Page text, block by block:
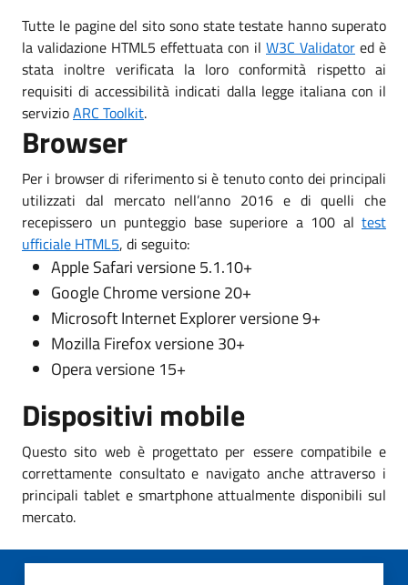
Tutte le pagine del sito sono state testate hanno superato
la validazione HTML5 effettuata con il W3C Validator ed è
stata inoltre verificata la loro conformità rispetto ai
requisiti di accessibilità indicati dalla legge italiana con il
servizioARC Toolkit.
Browser
Per i browser di riferimento si è tenuto conto dei principali
utilizzati dal mercato nell’anno 2016 e di quelli che
recepissero un punteggio base superiore a 100 al test
ufficiale HTML5, di seguito:
Apple Safari versione 5.1.10+
Google Chrome versione 20+
Microsoft Internet Explorer versione 9+
Mozilla Firefox versione 30+
Opera versione 15+
Dispositivi mobile
Questo sito web è progettato per essere compatibile e
correttamente consultato e navigato anche attraverso i
principali tablet e smartphone attualmente disponibili sul
mercato.